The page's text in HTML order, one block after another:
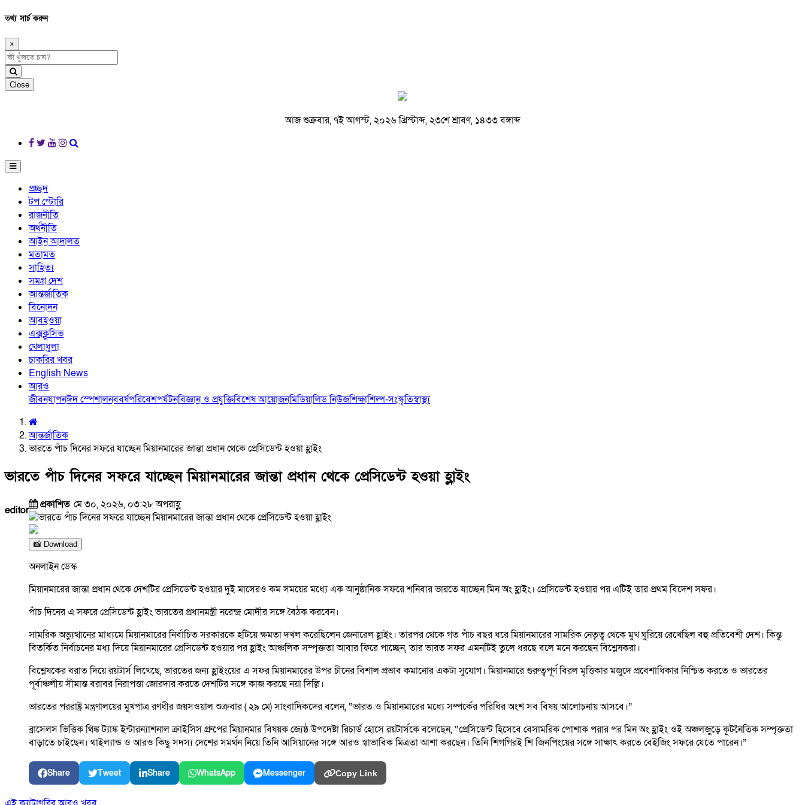
তথ্য সার্চ করুন
×
Close
আজ শুক্রবার, ৭ই আগস্ট, ২০২৬ খ্রিস্টাব্দ, ২৩শে শ্রাবণ, ১৪৩৩ বঙ্গাব্দ
প্রচ্ছদ
টপ স্টোরি
রাজনীতি
অর্থনীতি
আইন আদালত
মতামত
সাহিত্য
সমগ্র দেশ
আন্তর্জাতিক
বিনোদন
আবহওয়া
এক্সক্লুসিভ
খেলাধুলা
চাকরির খবর
English News
আরও
জীবনযাপনঈদ স্পেশালনববর্ষপরিবেশপর্যটনবিজ্ঞান ও প্রযুক্তিবিশেষ আয়োজনমিডিয়ালিড নিউজশিক্ষাশিল্প-সংস্কৃতিস্বাস্থ্য
আন্তর্জাতিক
ভারতে পাঁচ দিনের সফরে যাচ্ছেন মিয়ানমারের জান্তা প্রধান থেকে প্রেসিডেন্ট হওয়া হ্লাইং
ভারতে পাঁচ দিনের সফরে যাচ্ছেন মিয়ানমারের জান্তা প্রধান থেকে প্রেসিডেন্ট হওয়া হ্লাইং
editor প্রকাশিত মে ৩০, ২০২৬, ০৩:২৮ অপরাহ্ণ
📸 Download
অনলাইন ডেস্ক
মিয়ানমারের জান্তা প্রধান থেকে দেশটির প্রেসিডেন্ট হওয়ার দুই মাসেরও কম সময়ের মধ্যে এক আনুষ্ঠানিক সফরে শনিবার ভারতে যাচ্ছেন মিন অং হ্লাইং। প্রেসিডেন্ট হওয়ার পর এটিই তার প্রথম বিদেশ সফর।
পাঁচ দিনের এ সফরে প্রেসিডেন্ট হ্লাইং ভারতের প্রধানমন্ত্রী নরেন্দ্র মোদীর সঙ্গে বৈঠক করবেন।
সামরিক অভ্যুত্থানের মাধ্যমে মিয়ানমারের নির্বাচিত সরকারকে হটিয়ে ক্ষমতা দখল করেছিলেন জেনারেল হ্লাইং। তারপর থেকে গত পাঁচ বছর ধরে মিয়ানমারের সামরিক নেতৃত্ব থেকে মুখ ঘুরিয়ে রেখেছিল বহু প্রতিবেশী দেশ। কিন্তু
বিতর্কিত নির্বাচনের মধ্য দিয়ে মিয়ানমারের প্রেসিডেন্ট হওয়ার পর হ্লাইং আঞ্চলিক সম্পৃক্ততা আবার ফিরে পাচ্ছেন, তার ভারত সফর এমনটিই তুলে ধরছে বলে মনে করছেন বিশ্লেষকরা।
বিশ্লেষকের বরাত দিয়ে রয়টার্স লিখেছে, ভারতের জন্য হ্লাইংয়ের এ সফর মিয়ানমারের উপর চীনের বিশাল প্রভাব কমানোর একটা সুযোগ। মিয়ানমারে গুরুত্বপূর্ণ বিরল মৃত্তিকার মজুদে প্রবেশাধিকার নিশ্চিত করতে ও ভারতের
পূর্বাঞ্চলীয় সীমান্ত বরাবর নিরাপত্তা জোরদার করতে দেশটির সঙ্গে কাজ করছে নয়া দিল্লি।
ভারতের পররাষ্ট্র মন্ত্রণালয়ের মুখপাত্র রণধীর জয়সওয়াল শুক্রবার ( ২৯ মে) সাংবাদিকদের বলেন, “ভারত ও মিয়ানমারের মধ্যে সম্পর্কের পরিধির অংশ সব বিষয় আলোচনায় আসবে।”
ব্রাসেলস ভিত্তিক থিঙ্ক ট্যাঙ্ক ইন্টারন্যাশনাল ক্রাইসিস গ্রুপের মিয়ানমার বিষয়ক জ্যেষ্ঠ উপদেষ্টা রিচার্ড হোসে রয়টার্সকে বলেছেন, “প্রেসিডেন্ট হিসেবে বেসামরিক পোশাক পরার পর মিন অং হ্লাইং ওই অঞ্চলজুড়ে কূটনৈতিক সম্পৃক্ততা
বাড়াতে চাইছেন। থাইল্যান্ড ও আরও কিছু সদস্য দেশের সমর্থন নিয়ে তিনি আসিয়ানের সঙ্গে আরও স্বাভাবিক মিত্রতা আশা করছেন। তিনি শিগগিরই শি জিনপিংয়ের সঙ্গে সাক্ষাৎ করতে বেইজিং সফরে যেতে পারেন।”
Share Tweet Share WhatsApp Messenger Copy Link